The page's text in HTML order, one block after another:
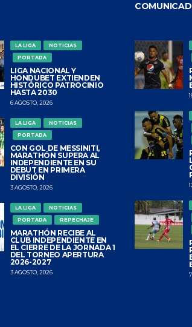
LA LIGA
NOTICIAS
PORTADA
LIGA NACIONAL Y
HONDUBET EXTIENDEN
HISTÓRICO PATROCINIO
HASTA 2030
6 AGOSTO, 2026
LA LIGA
NOTICIAS
PORTADA
CON GOL DE MESSINITI,
MARATHÓN SUPERA AL
INDEPENDIENTE EN SU
DEBUT EN PRIMERA
DIVISIÓN
3 AGOSTO, 2026
LA LIGA
NOTICIAS
PORTADA
REPECHAJE
MARATHÓN RECIBE AL
CLUB INDEPENDIENTE EN
EL CIERRE DE LA JORNADA 1
DEL TORNEO APERTURA
2026-2027
3 AGOSTO, 2026